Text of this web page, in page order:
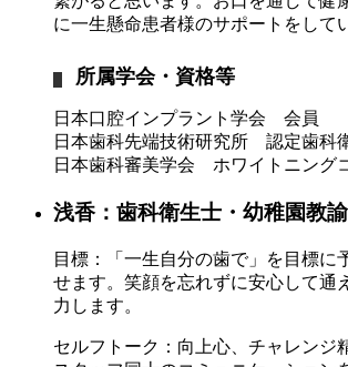
に一生懸命患者様のサポートをして
所属学会・資格等
日本口腔インプラント学会 会員
日本歯科先端技術研究所 認定歯科
日本歯科審美学会 ホワイトニング
浅香：歯科衛生士・幼稚園教
目標：
「一生自分の歯で」を目標に
せます。笑顔を忘れずに安心して通
力します。
セルフトーク： 向上心、チャレンジ